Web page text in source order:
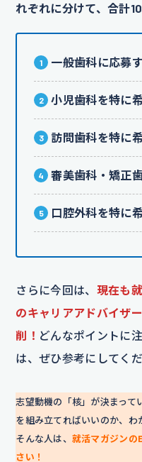
れぞれに分けて、合計
一般歯科に応募
小児歯科を特に
訪問歯科を特に
審美歯科・矯正
口腔外科を特に
さらに今回は、 現在も
のキャリアアドバイザ
削！ どんなポイントに
は、ぜひ参考にしてくだ
志望動機の「核」が決まって
を組み立てればいいのか、わ
そんな人は、 就活マガジンの
さい！